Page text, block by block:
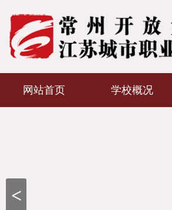
网站首页 学校概况
<